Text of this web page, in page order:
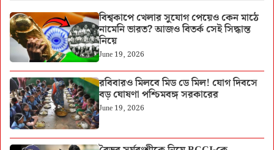
বিশ্বকাপে খেলার সুযোগ পেয়েও কেন মাঠে
নামেনি ভারত? আজও বিতর্ক সেই সিদ্ধান্ত
নিয়ে
June 19, 2026
রবিবারও মিলবে মিড ডে মিল! যোগ দিবসে
বড় ঘোষণা পশ্চিমবঙ্গ সরকারের
June 19, 2026